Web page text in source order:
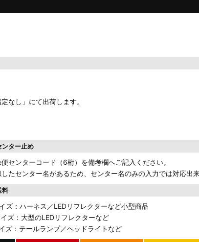
なし」にて出荷します。
ンター止め
センターコード（6桁）を備考欄へご記入ください。
たセンター名があるため、センター名のみの入力では対応出
料
ズ：ハーネス／LEDリフレクターなど小型商品
ズ：大型のLEDリフレクターなど
ズ：テールランプ／ヘッドライトなど